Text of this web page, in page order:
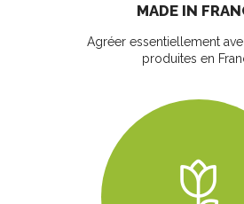
MADE IN
Agréer essentiellement
produites en